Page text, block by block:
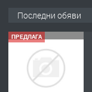
Последни обяви
ПРЕДЛАГА